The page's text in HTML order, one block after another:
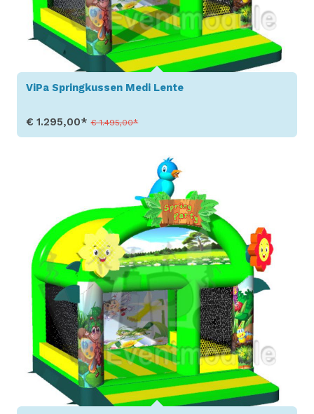
ViPa Springkussen Medi Lente
€ 1.295,00*€ 1.495,00*
Toon details